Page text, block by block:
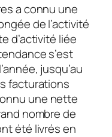
a connu une
de l’activité
d’activité liée
s’est
jusqu’au
facturations
une nette
nombre de
été livrés en